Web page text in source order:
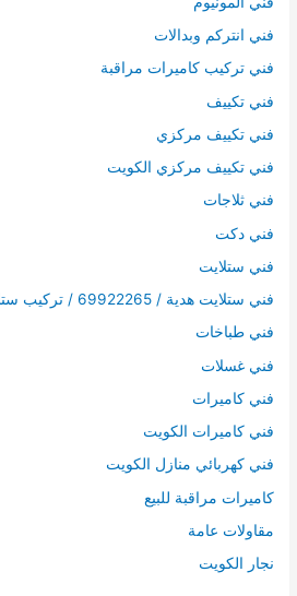
فني انتركم وبدالات
فني تركيب كاميرات مراقبة
فني تكييف
فني تكييف مركزي
فني تكييف مركزي الكويت
فني ثلاجات
فني دكت
فني ستلايت
فني ستلايت هدية / 69922265 / تركيب ستلايت أبو حليفة
فني طباخات
فني غسلات
فني كاميرات
فني كاميرات الكويت
فني كهربائي منازل الكويت
كاميرات مراقبة للبيع
مقاولات عامة
نجار الكويت